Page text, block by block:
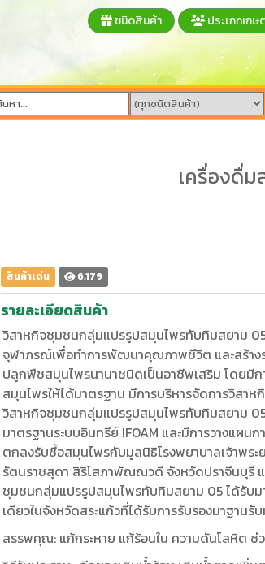
ชนิดสินค้า ประเภทเกษ
เครื่องดื่ม
สินค้าเด่น 6,179
รายละเอียดสินค้า
วิสาหกิจชุมชนกลุ่มแปรรูปสมุนไพรทับทิมสยาม
จุฬาภรณ์เพื่อทำการพัฒนาคุณภาพชีวิต และสร้าง
ปลูกพืชสมุนไพรนานาชนิดเป็นอาชีพเสริม โดยมีก
สมุนไพรให้ได้มาตรฐาน มีการบริหารจัดการวิสา
วิสาหกิจชุมชนกลุ่มแปรรูปสมุนไพรทับทิมสยาม
มาตรฐานระบบอินทรีย์ IFOAM และมีการวางแผ
ตกลงรับซื้อสมุนไพรกับมูลนิธิโรงพยาบาลเจ้าพระ
รัตนราชสุดา สิริโสภาพัณณวดี จังหวัดปราจีนบุรี แ
ชุมชนกลุ่มแปรรูปสมุนไพรทับทิมสยาม 05 ได้รับม
เดียวในจังหวัดสระแก้วที่ได้รับการรับรองมาฐานรั
สรรพคุณ: แก้กระหาย แก้ร้อนใน ความดันโลหิต ช่